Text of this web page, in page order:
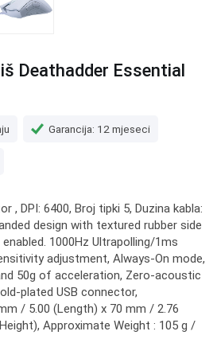
Deathadder Essential
Garancija: 12 mjeseci
, DPI: 6400, Broj tipki 5, Duzina kabla:
design with textured rubber side
1000Hz Ultrapolling/1ms
adjustment, Always-On mode,
50g of acceleration, Zero-acoustic
plated USB connector,
/ 5.00 (Length) x 70 mm / 2.76
Approximate Weight : 105 g /